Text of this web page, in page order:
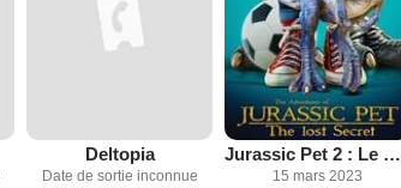
Deltopia
Date de sortie inconnue
Jurassic Pet 2 : Le Secret perdu
15 mars 2023